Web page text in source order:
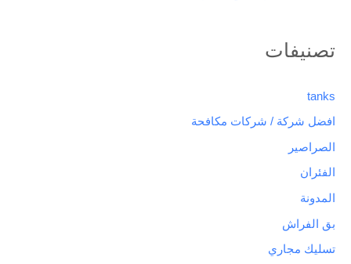
تصنيفات
tanks
افضل شركة / شركات مكافحة
الصراصير
الفئران
المدونة
بق الفراش
تسليك مجاري